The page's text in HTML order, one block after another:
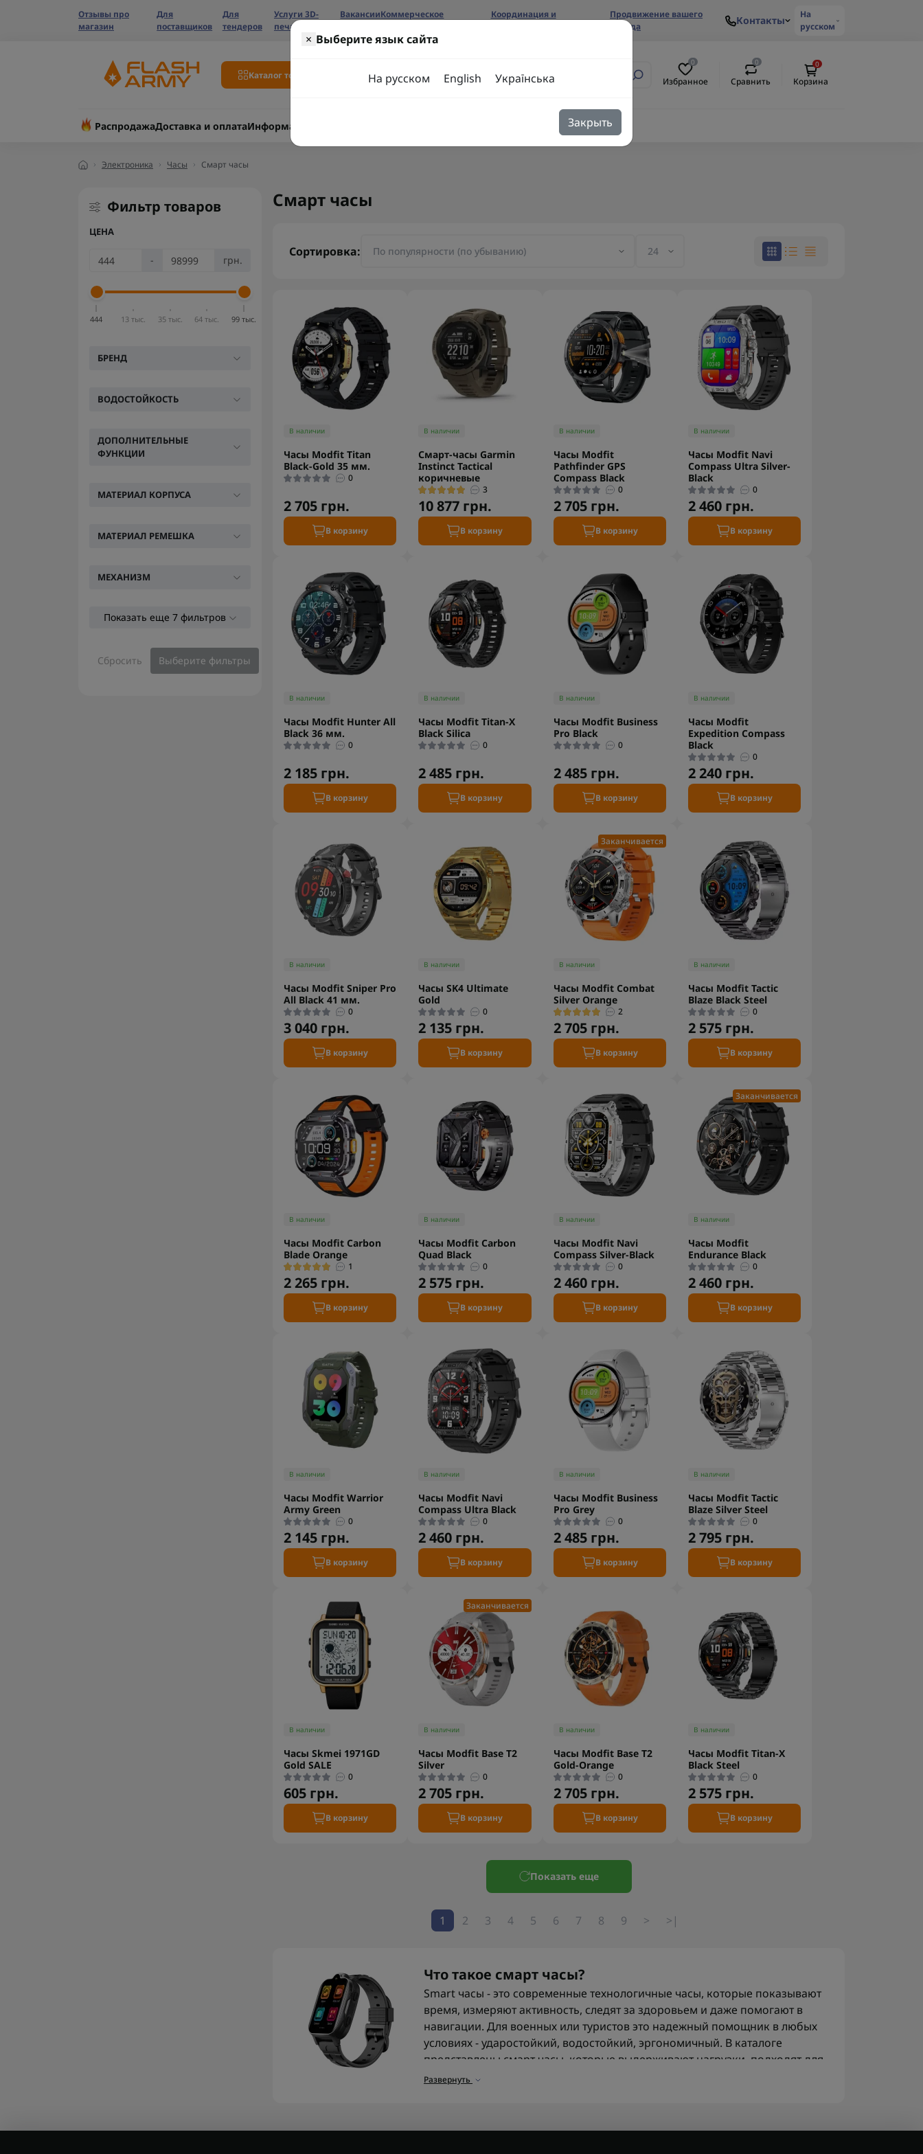
Отзывы про
магазин
Для
поставщиков
Для
тендеров
Услуги 3D-
печати
ВакансииКоммерческое
Координация и
Продвижение вашего
бренда
Контакты
На
русском
Каталог товаров
0
Избранное
0
Сравнить
0
Корзина
РаспродажаДоставка и оплатаИнформация
Электроника Часы Смарт часы
× Выберите язык сайта
На русском English Українська
Закрыть
Фильтр товаров
ЦЕНА
- грн.
444 13 тыс. 35 тыс. 64 тыс. 99 тыс.
БРЕНД
ВОДОСТОЙКОСТЬ
ДОПОЛНИТЕЛЬНЫЕ
ФУНКЦИИ
МАТЕРИАЛ КОРПУСА
МАТЕРИАЛ РЕМЕШКА
МЕХАНИЗМ
Показать еще 7 фильтров
Сбросить Выберите фильтры
Смарт часы
Сортировка:
В наличии
Часы Modfit Titan
Black-Gold 35 мм.
0
2 705 грн.
В корзину
В наличии
Смарт-часы Garmin
Instinct Tactical
коричневые
3
10 877 грн.
В корзину
В наличии
Часы Modfit
Pathfinder GPS
Compass Black
0
2 705 грн.
В корзину
В наличии
Часы Modfit Navi
Compass Ultra Silver-
Black
0
2 460 грн.
В корзину
В наличии
Часы Modfit Hunter All
Black 36 мм.
0
2 185 грн.
В корзину
В наличии
Часы Modfit Titan-X
Black Silica
0
2 485 грн.
В корзину
В наличии
Часы Modfit Business
Pro Black
0
2 485 грн.
В корзину
В наличии
Часы Modfit
Expedition Compass
Black
0
2 240 грн.
В корзину
В наличии
Часы Modfit Sniper Pro
All Black 41 мм.
0
3 040 грн.
В корзину
В наличии
Часы SK4 Ultimate
Gold
0
2 135 грн.
В корзину
Заканчивается
В наличии
Часы Modfit Combat
Silver Orange
2
2 705 грн.
В корзину
В наличии
Часы Modfit Tactic
Blaze Black Steel
0
2 575 грн.
В корзину
В наличии
Часы Modfit Carbon
Blade Orange
1
2 265 грн.
В корзину
В наличии
Часы Modfit Carbon
Quad Black
0
2 575 грн.
В корзину
В наличии
Часы Modfit Navi
Compass Silver-Black
0
2 460 грн.
В корзину
Заканчивается
В наличии
Часы Modfit
Endurance Black
0
2 460 грн.
В корзину
В наличии
Часы Modfit Warrior
Army Green
0
2 145 грн.
В корзину
В наличии
Часы Modfit Navi
Compass Ultra Black
0
2 460 грн.
В корзину
В наличии
Часы Modfit Business
Pro Grey
0
2 485 грн.
В корзину
В наличии
Часы Modfit Tactic
Blaze Silver Steel
0
2 795 грн.
В корзину
В наличии
Часы Skmei 1971GD
Gold SALE
0
605 грн.
В корзину
Заканчивается
В наличии
Часы Modfit Base T2
Silver
0
2 705 грн.
В корзину
В наличии
Часы Modfit Base T2
Gold-Orange
0
2 705 грн.
В корзину
В наличии
Часы Modfit Titan-X
Black Steel
0
2 575 грн.
В корзину
Показать еще
1 2 3 4 5 6 7 8 9 > >|
Что такое смарт часы?
Smart часы - это современные технологичные часы, которые показывают
время, измеряют активность, следят за здоровьем и даже помогают в
навигации. Для военных или туристов это надежный помощник в любых
условиях - ударостойкий, водостойкий, эргономичный. В каталоге
представлены смарт часы, которые выдерживают нагрузки, подходят для
службы, спорта или путешествий.
Развернуть